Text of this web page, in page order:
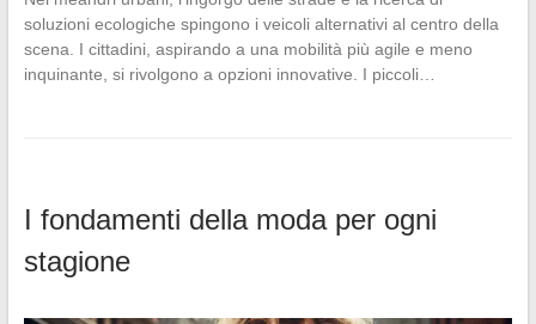
soluzioni ecologiche spingono i veicoli alternativi al centro della
scena. I cittadini, aspirando a una mobilità più agile e meno
inquinante, si rivolgono a opzioni innovative. I piccoli…
I fondamenti della moda per ogni
stagione